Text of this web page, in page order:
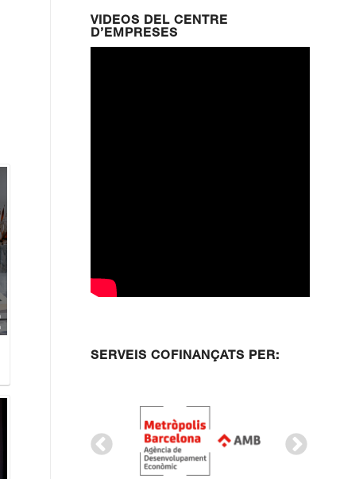
VIDEOS DEL CENTRE
D’EMPRESES
SERVEIS COFINANÇATS PER: